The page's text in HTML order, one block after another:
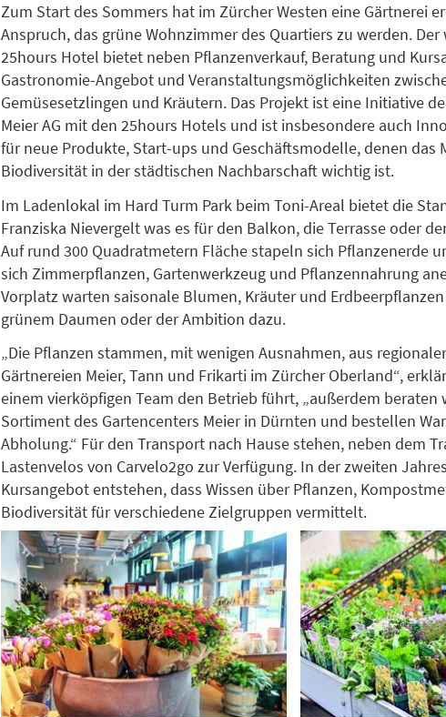
Zum Start des Sommers hat im Zürcher Westen eine Gärtnerei
Anspruch, das grüne Wohnzimmer des Quartiers zu werden.
25hours Hotel bietet neben Pflanzenverkauf, Beratung und
Gastronomie-Angebot und Veranstaltungsmöglichkeiten
Gemüsesetzlingen und Kräutern. Das Projekt ist eine Initiative
Meier AG mit den 25hours Hotels und ist insbesondere auch
für neue Produkte, Start-ups und Geschäftsmodelle, denen das
Biodiversität in der städtischen Nachbarschaft wichtig ist.
Im Ladenlokal im Hard Turm Park beim Toni-Areal bietet die
Franziska Nievergelt was es für den Balkon, die Terrasse oder
Auf rund 300 Quadratmetern Fläche stapeln sich Pflanzenerde
sich Zimmerpflanzen, Gartenwerkzeug und Pflanzennahrung
Vorplatz warten saisonale Blumen, Kräuter und
grünem Daumen oder der Ambition dazu.
„Die Pflanzen stammen, mit wenigen Ausnahmen, aus
Gärtnereien Meier, Tann und Frikarti im Zürcher Oberland“,
einem vierköpfigen Team den Betrieb führt, „außerdem beraten
Sortiment des Gartencenters Meier in Dürnten und bestellen
Abholung.“ Für den Transport nach Hause stehen, neben dem
Lastenvelos von Carvelo2go zur Verfügung. In der zweiten
Kursangebot entstehen, dass Wissen über Pflanzen,
Biodiversität für verschiedene Zielgruppen vermittelt.